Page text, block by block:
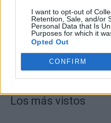
I want to opt-out of
Retention, Sale, and/or
Personal Data that Is
Purposes for which it
Opted Out
CONFIRM
Los más vistos